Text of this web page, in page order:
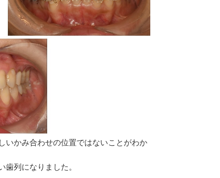
いかみ合わせの位置ではないことがわか
列になりました。